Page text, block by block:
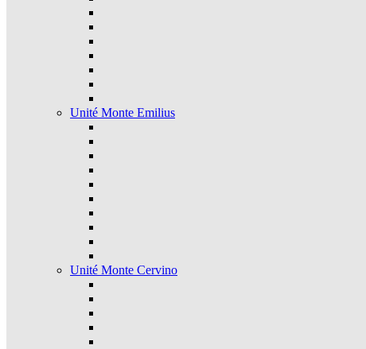
Unité Monte Emilius
Unité Monte Cervino